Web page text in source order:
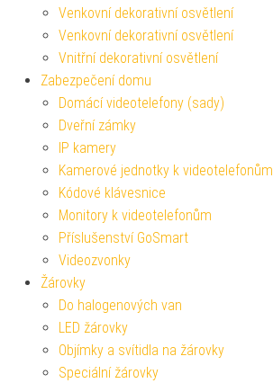
Venkovní dekorativní osvětlení
Venkovní dekorativní osvětlení
Vnitřní dekorativní osvětlení
Zabezpečení domu
Domácí videotelefony (sady)
Dveřní zámky
IP kamery
Kamerové jednotky k videotelefonům
Kódové klávesnice
Monitory k videotelefonům
Příslušenství GoSmart
Videozvonky
Žárovky
Do halogenových van
LED žárovky
Objímky a svítidla na žárovky
Speciální žárovky